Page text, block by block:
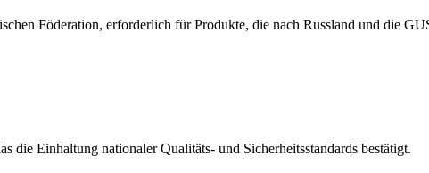
Föderation, erforderlich für Produkte, die nach Russland und die
die Einhaltung nationaler Qualitäts- und Sicherheitsstandards bestätigt.